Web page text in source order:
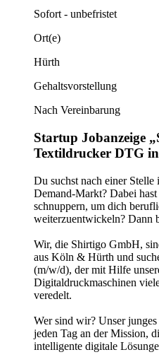
Sofort - unbefristet
Ort(e)
Hürth
Gehaltsvorstellung
Nach Vereinbarung
Startup Jobanzeige
Textildrucker DTG
Du suchst nach einer
Demand-Markt? Dabei
schnuppern, um dich
weiterzuentwickeln? Dann
Wir, die Shirtigo GmbH,
aus Köln & Hürth und
(m/w/d), der mit Hilfe
Digitaldruckmaschinen
veredelt.
Wer sind wir? Unser
jeden Tag an der Mission,
intelligente digitale